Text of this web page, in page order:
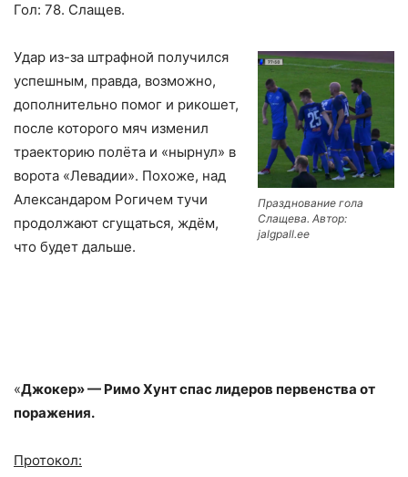
Гол: 78. Слащев.
Празднование гола
Слащева. Автор:
jalgpall.ee
Удар из-за штрафной получился
успешным, правда, возможно,
дополнительно помог и рикошет,
после которого мяч изменил
траекторию полёта и «нырнул» в
ворота «Левадии». Похоже, над
Александаром Рогичем тучи
продолжают сгущаться, ждём,
что будет дальше.
«Джокер» — Римо Хунт спас лидеров пeрвенства от
поражения.
Протокол: